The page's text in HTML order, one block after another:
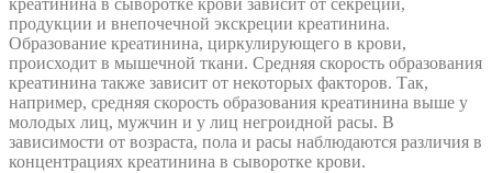
креатинина в сыворотке крови зависит от секреции,
продукции и внепочечной экскреции креатинина.
Образование креатинина, циркулирующего в крови,
происходит в мышечной ткани. Средняя скорость образования
креатинина также зависит от некоторых факторов. Так,
например, средняя скорость образования креатинина выше у
молодых лиц, мужчин и у лиц негроидной расы. В
зависимости от возраста, пола и расы наблюдаются различия в
концентрациях креатинина в сыворотке крови.